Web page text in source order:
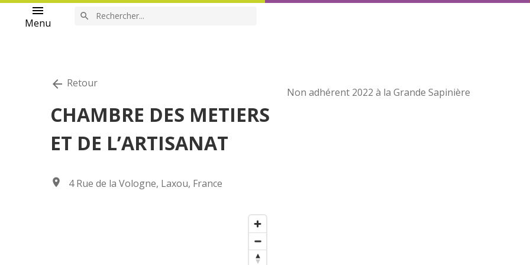
menu
Menu
search
arrow_back Retour
CHAMBRE DES METIERS
ET DE L’ARTISANAT
location_on 4 Rue de la Vologne, Laxou, France
Non adhérent 2022 à la Grande Sapinière